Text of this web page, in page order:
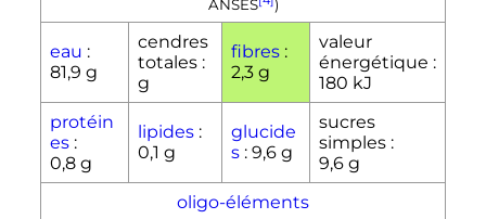
ANSES )
eau :
81,9 g
cendres
totales :
g
fibres :
2,3 g
valeur
énergétique :
180 kJ
protéin
es :
0,8 g
lipides :
0,1 g
glucide
s : 9,6 g
sucres
simples :
9,6 g
oligo-éléments